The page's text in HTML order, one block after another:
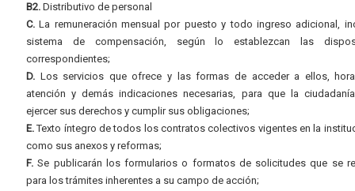
B2. Distributivo de personal
C. La remuneración mensual por puesto y todo ingreso adicional,
sistema de compensación, según lo establezcan las
correspondientes;
D. Los servicios que ofrece y las formas de acceder a ellos,
atención y demás indicaciones necesarias, para que la
ejercer sus derechos y cumplir sus obligaciones;
E.Texto íntegro de todos los contratos colectivos vigentes en la
como sus anexos y reformas;
F. Se publicarán los formularios o formatos de solicitudes que se
para los trámites inherentes a su campo de acción;